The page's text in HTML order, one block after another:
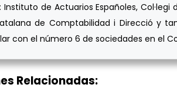
Instituto de Actuarios Españoles,
de Comptabilidad i Direcció y
con el número 6 de sociedades en el
Relacionadas: